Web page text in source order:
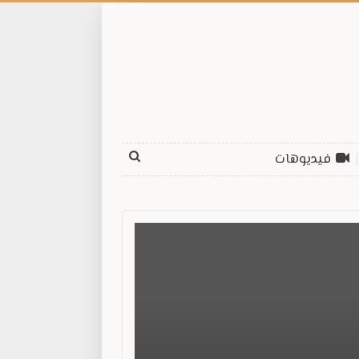
فيديوهات